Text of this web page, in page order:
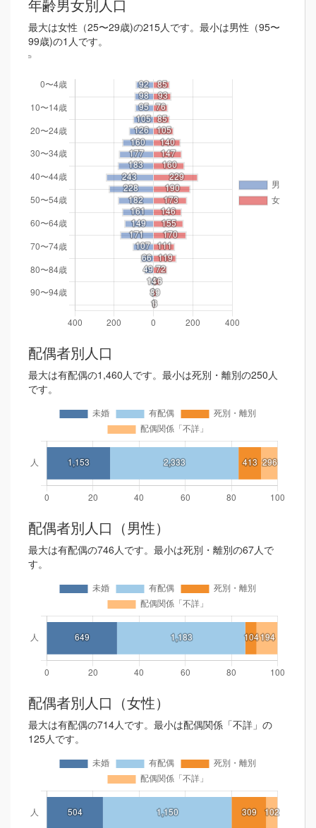
年齢男女別人口
最大は女性（25〜29歳)の215人です。最小は男性（95〜
99歳)の1人です。
配偶者別人口
最大は有配偶の1,460人です。最小は死別・離別の250人
です。
配偶者別人口（男性）
最大は有配偶の746人です。最小は死別・離別の67人で
す。
配偶者別人口（女性）
最大は有配偶の714人です。最小は配偶関係「不詳」の
125人です。